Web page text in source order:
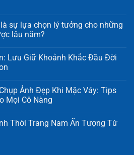
sự lựa chọn lý tưởng cho những
lâu năm?
Lưu Giữ Khoảnh Khắc Đầu Đời
Ảnh Đẹp Khi Mặc Váy: Tips
Mọi Cô Nàng
Thời Trang Nam Ấn Tượng Từ